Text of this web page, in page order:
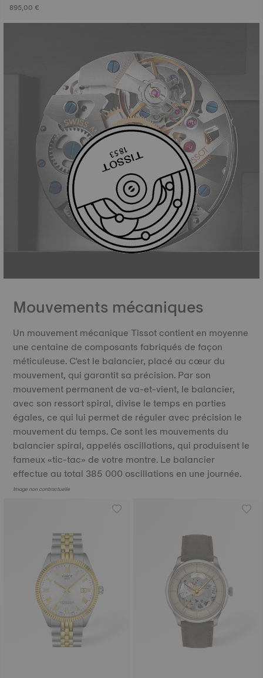
895,00 €
Mouvements mécaniques
Un mouvement mécanique Tissot contient en moyenne
une centaine de composants fabriqués de façon
méticuleuse. C'est le balancier, placé au cœur du
mouvement, qui garantit sa précision. Par son
mouvement permanent de va-et-vient, le balancier,
avec son ressort spiral, divise le temps en parties
égales, ce qui lui permet de réguler avec précision le
mouvement du temps. Ce sont les mouvements du
balancier spiral, appelés oscillations, qui produisent le
fameux «tic-tac» de votre montre. Le balancier
effectue au total 385 000 oscillations en une journée.
Image non contractuelle